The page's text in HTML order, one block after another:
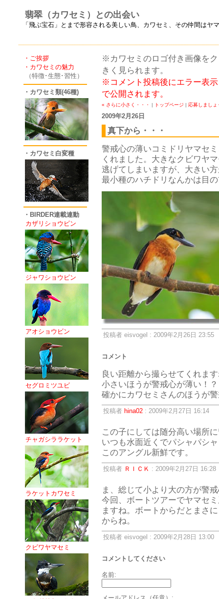
翡翠（カワセミ）との出会い
「飛ぶ宝石」とまで形容される美しい鳥、カワセミ、その仲間は
・ご挨拶
・カワセミの魅力
（特徴･生態･習性）
・カワセミ類(46種)
・カワセミ白変種
・BIRDER連載連動
カザリショウビン
ジャワショウビン
アオショウビン
セグロミツユビ
チャガシララケット
ラケットカワセミ
クビワヤマセミ
※カワセミのロゴ付き画像を
きく見られます。
※コメント投稿後にエラー表
で公開されます。
« さらに小さく・・・ | トップページ | 応募しましょ
2009年2月26日
真下から・・・
警戒心の薄いコミドリヤマセ
くれました。大きなクビワヤ
逃げてしまいますが、大きい
最小種のハチドリなんかは目
投稿者 eisvogel : 2009年2月26日 23:55
コメント
良い距離から撮らせてくれま
小さいほうが警戒心が薄い！？
確かにカワセミさんのほうが
投稿者 hina02: 2009年2月27日 16:14
この子にしては随分高い場所
いつも水面近くでパシャパシ
このアングル新鮮です。
投稿者 ＲＩＣＫ : 2009年2月27日 16:28
ま、総じて小より大の方が警
今回、ボートツアーでヤマセ
ますね。ボートからだとまさ
からね。
投稿者 eisvogel : 2009年2月28日 13:00
コメントしてください
名前: